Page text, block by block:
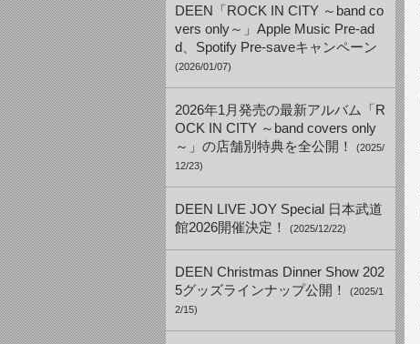
DEEN「ROCK IN CITY ～band co
vers only～」Apple Music Pre-ad
d、Spotify Pre-saveキャンペーン
(2026/01/07)
2026年1月発売の最新アルバム「R
OCK IN CITY ～band covers only
～」の店舗別特典を全公開！
(2025/
12/23)
DEEN LIVE JOY Special 日本武道
館2026開催決定！
(2025/12/22)
DEEN Christmas Dinner Show 202
5グッズラインナップ公開！
(2025/1
2/15)